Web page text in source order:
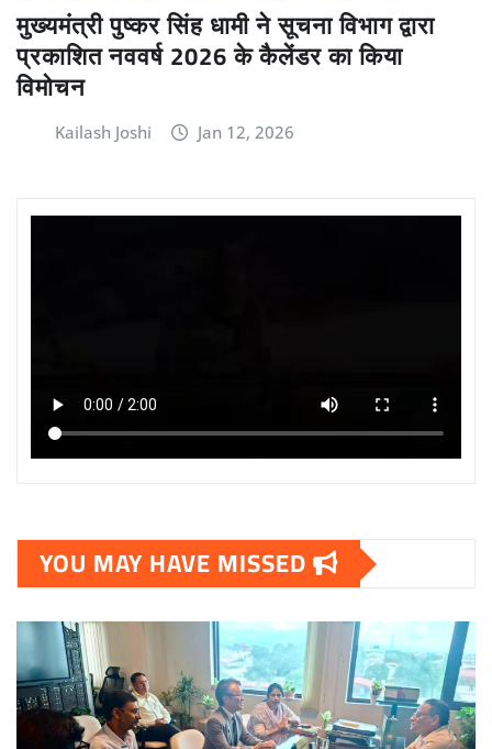
मुख्यमंत्री पुष्कर सिंह धामी ने सूचना विभाग द्वारा
प्रकाशित नववर्ष 2026 के कैलेंडर का किया
विमोचन
Kailash Joshi Jan 12, 2026
YOU MAY HAVE MISSED